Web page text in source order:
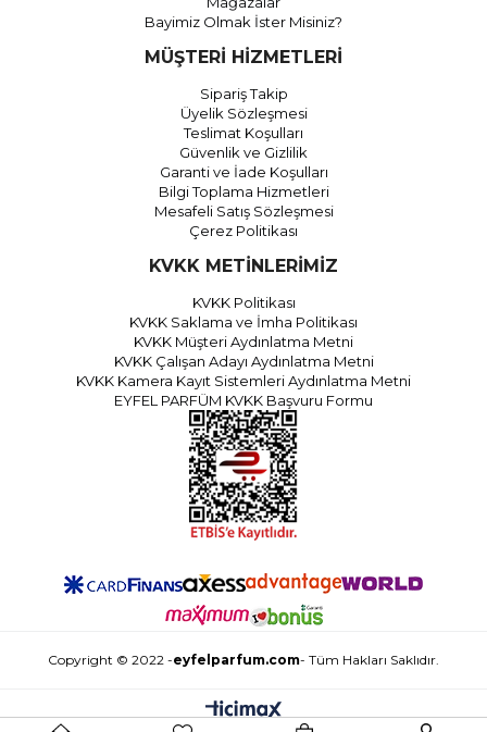
Bayimiz Olmak İster Misiniz?
MÜŞTERİ HİZMETLERİ
Sipariş Takip
Üyelik Sözleşmesi
Teslimat Koşulları
Güvenlik ve Gizlilik
Garanti ve İade Koşulları
Bilgi Toplama Hizmetleri
Mesafeli Satış Sözleşmesi
Çerez Politikası
KVKK METİNLERİMİZ
KVKK Politikası
KVKK Saklama ve İmha Politikası
KVKK Müşteri Aydınlatma Metni
KVKK Çalışan Adayı Aydınlatma Metni
KVKK Kamera Kayıt Sistemleri Aydınlatma Metni
EYFEL PARFÜM KVKK Başvuru Formu
Copyright © 2022 -eyfelparfum.com- Tüm Hakları Saklıdır.